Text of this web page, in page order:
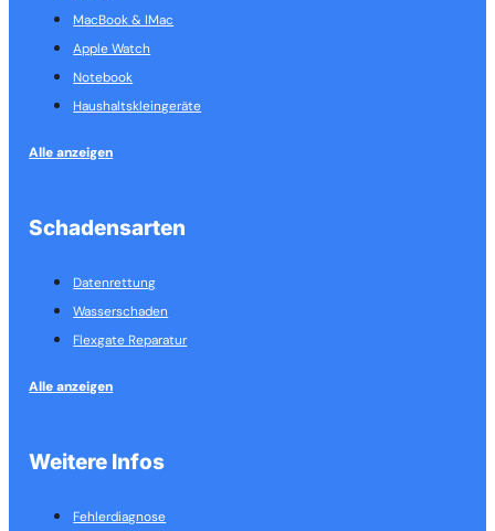
MacBook & IMac
Apple Watch
Notebook
Haushalts­kleingeräte
Alle anzeigen
Schadensarten
Datenrettung
Wasserschaden
Flexgate Reparatur
Alle anzeigen
Weitere Infos
Fehlerdiagnose